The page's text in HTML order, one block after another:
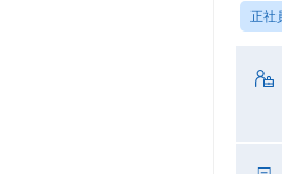
正社